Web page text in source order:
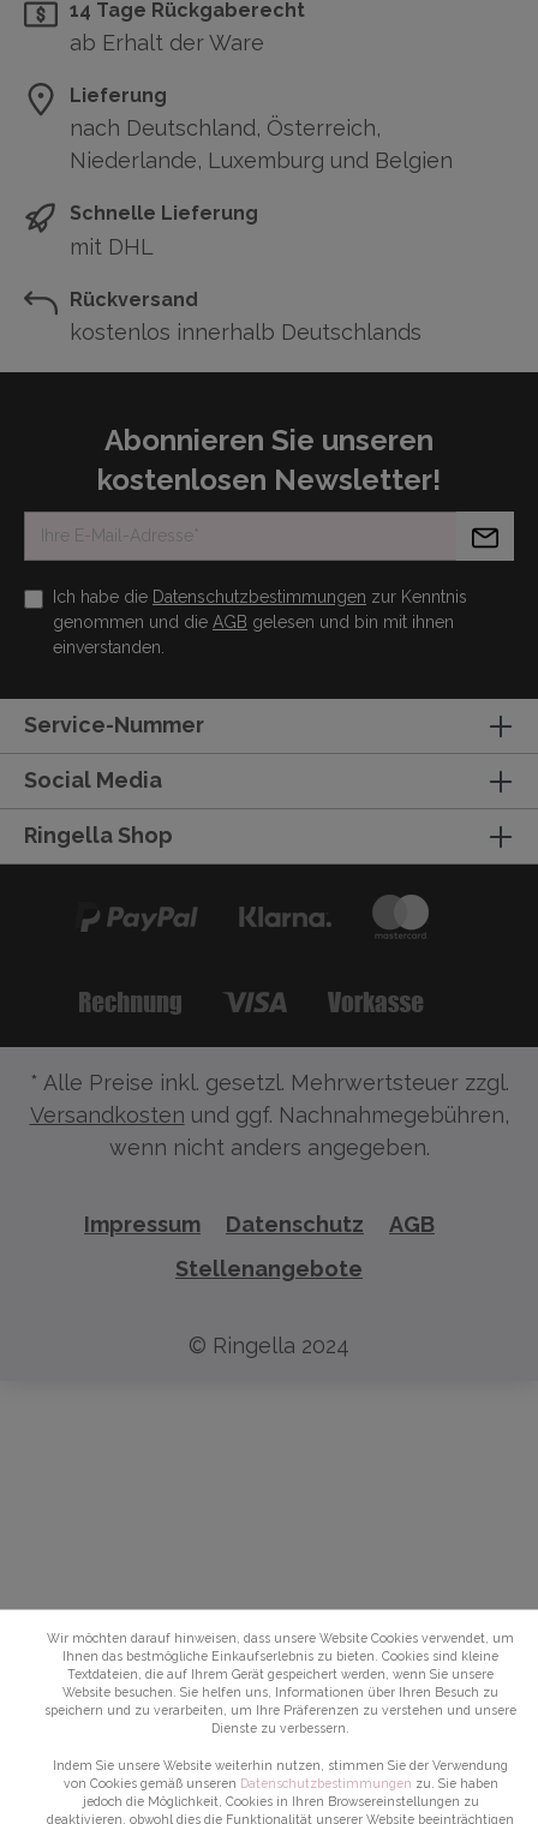
14 Tage Rückgaberecht
ab Erhalt der Ware
Lieferung
nach Deutschland, Österreich,
Niederlande, Luxemburg und Belgien
Schnelle Lieferung
mit DHL
Rückversand
kostenlos innerhalb Deutschlands
Abonnieren Sie unseren
kostenlosen Newsletter!
Ich habe die Datenschutzbestimmungen zur Kenntnis
genommen und die AGB gelesen und bin mit ihnen
einverstanden.
Service-Nummer
Social Media
Ringella Shop
* Alle Preise inkl. gesetzl. Mehrwertsteuer zzgl.
Versandkosten und ggf. Nachnahmegebühren,
wenn nicht anders angegeben.
Impressum Datenschutz
AGB
Stellenangebote
© Ringella 2024
Wir möchten darauf hinweisen, dass unsere Website Cookies verwendet, um
Ihnen das bestmögliche Einkaufserlebnis zu bieten. Cookies sind kleine
Textdateien, die auf Ihrem Gerät gespeichert werden, wenn Sie unsere
Website besuchen. Sie helfen uns, Informationen über Ihren Besuch zu
speichern und zu verarbeiten, um Ihre Präferenzen zu verstehen und unsere
Dienste zu verbessern.
Indem Sie unsere Website weiterhin nutzen, stimmen Sie der Verwendung
von Cookies gemäß unseren Datenschutzbestimmungen zu. Sie haben
jedoch die Möglichkeit, Cookies in Ihren Browsereinstellungen zu
deaktivieren, obwohl dies die Funktionalität unserer Website beeinträchtigen